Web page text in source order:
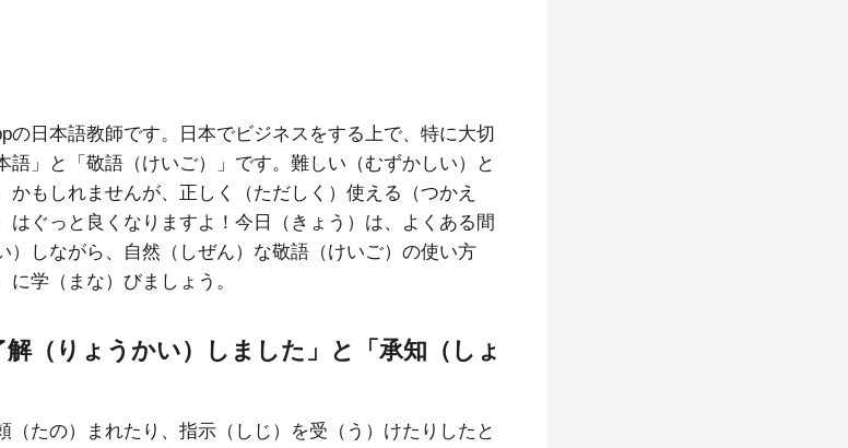
の日本語教師です。日本でビジネスをする上で、特に大切
語」と「敬語（けいご）」です。難しい（むずかしい）と
かもしれませんが、正しく（ただしく）使える（つかえ
はぐっと良くなりますよ！今日（きょう）は、よくある間
）しながら、自然（しぜん）な敬語（けいご）の使い方
に学（まな）びましょう。
（りょうかい）しました」と「承知（しょ
（たの）まれたり、指示（しじ）を受（う）けたりしたと